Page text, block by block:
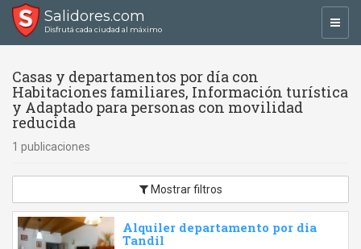
Salidores.com
Disfrutá cada ciudad al máximo
Casas y departamentos por día con
Habitaciones familiares, Información turística
y Adaptado para personas con movilidad
reducida
1 publicaciones
Mostrar filtros
Alquiler departamento por dia
Tandil